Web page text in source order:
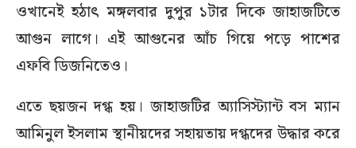
ওখানেই হঠাৎ মঙ্গলবার দুপুর ১টার দিকে জাহাজটিতে
আগুন লাগে। এই আগুনের আঁচ গিয়ে পড়ে পাশের
এফবি ডিজনিতেও।
এতে ছয়জন দগ্ধ হয়। জাহাজটির অ্যাসিস্ট্যান্ট বস ম্যান
আমিনুল ইসলাম স্থানীয়দের সহায়তায় দগ্ধদের উদ্ধার করে